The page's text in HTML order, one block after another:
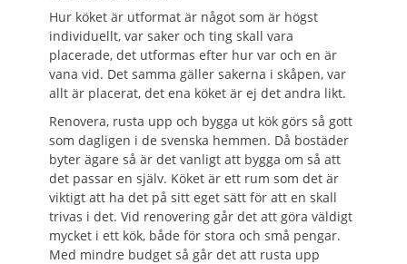
Hur köket är utformat är något som är högst
individuellt, var saker och ting skall vara
placerade, det utformas efter hur var och en är
vana vid. Det samma gäller sakerna i skåpen, var
allt är placerat, det ena köket är ej det andra likt.
Renovera, rusta upp och bygga ut kök görs så gott
som dagligen i de svenska hemmen. Då bostäder
byter ägare så är det vanligt att bygga om så att
det passar en själv. Köket är ett rum som det är
viktigt att ha det på sitt eget sätt för att en skall
trivas i det. Vid renovering går det att göra väldigt
mycket i ett kök, både för stora och små pengar.
Med mindre budget så går det att rusta upp